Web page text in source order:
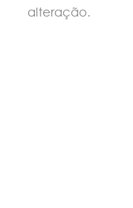
alteração.